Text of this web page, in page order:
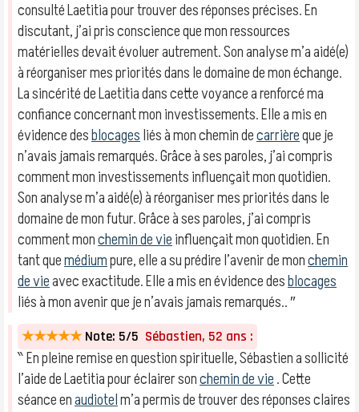
consulté Laetitia pour trouver des réponses précises. En
discutant, j’ai pris conscience que mon ressources
matérielles devait évoluer autrement. Son analyse m’a aidé(e)
à réorganiser mes priorités dans le domaine de mon échange.
La sincérité de Laetitia dans cette voyance a renforcé ma
confiance concernant mon investissements. Elle a mis en
évidence desblocagesliés à mon chemin decarrièreque je
n’avais jamais remarqués. Grâce à ses paroles, j’ai compris
comment mon investissements influençait mon quotidien.
Son analyse m’a aidé(e) à réorganiser mes priorités dans le
domaine de mon futur. Grâce à ses paroles, j’ai compris
comment monchemin de vieinfluençait mon quotidien. En
tant quemédiumpure, elle a su prédire l’avenir de monchemin
de vieavec exactitude. Elle a mis en évidence desblocages
liés à mon avenir que je n’avais jamais remarqués.. ″
★★★★★ Note: 5/5 Sébastien, 52 ans :
‶ En pleine remise en question spirituelle, Sébastien a sollicité
l’aide de Laetitia pour éclairer sonchemin de vie. Cette
séance enaudiotelm’a permis de trouver des réponses claires